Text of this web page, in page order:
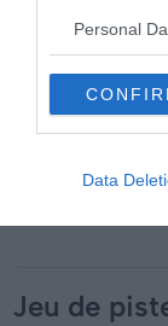
Personal
Data
Les 9 lieux à
Les 8
Carnaval de
Jeu de